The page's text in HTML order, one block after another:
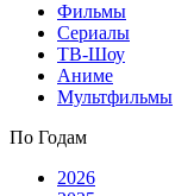
Фильмы
Сериалы
ТВ-Шоу
Аниме
Мультфильмы
По Годам
2026